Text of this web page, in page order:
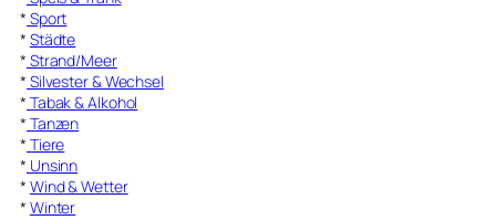
* Sport
* Städte
* Strand/Meer
* Silvester & Wechsel
* Tabak & Alkohol
* Tanzen
* Tiere
* Unsinn
* Wind & Wetter
* Winter